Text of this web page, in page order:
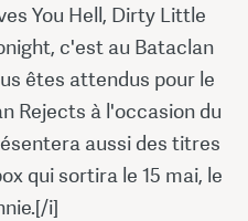
You Hell, Dirty Little
c'est au Bataclan
êtes attendus pour le
Rejects à l'occasion du
aussi des titres
qui sortira le 15 mai, le
i]